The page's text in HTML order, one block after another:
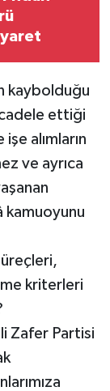
kaybolduğu
ettiği
alımların
ve ayrıca
kamuoyunu
kriterleri
Zafer Partisi